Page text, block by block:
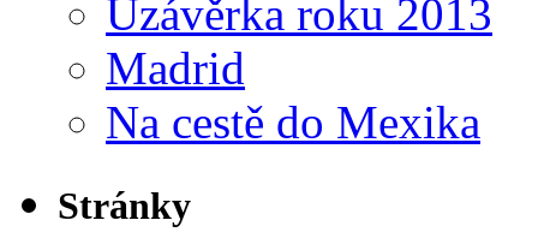
Uzávěrka roku 2013
Madrid
Na cestě do Mexika
Stránky